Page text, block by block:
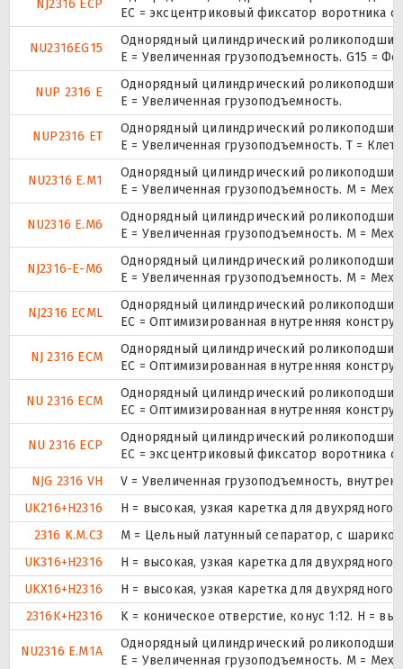
NJ2316 ECP
ЕС = эксцентриковый фиксатор воротника
NU2316EG15
Однорядный цилиндрический
E = Увеличенная грузоподъемность. G15 =
NUP 2316 E
Однорядный цилиндрический
Е = Увеличенная грузоподъемность.
NUP2316 ET
Однорядный цилиндрический
E = Увеличенная грузоподъемность. T =
NU2316 E.M1
Однорядный цилиндрический
E = Увеличенная грузоподъемность. М =
NU2316 E.M6
Однорядный цилиндрический
E = Увеличенная грузоподъемность. М =
NJ2316-E-M6
Однорядный цилиндрический
E = Увеличенная грузоподъемность. М =
NJ2316 ECML
Однорядный цилиндрический
EC = Оптимизированная внутренняя
NJ 2316 ECM
Однорядный цилиндрический
EC = Оптимизированная внутренняя
NU 2316 ECM
Однорядный цилиндрический
EC = Оптимизированная внутренняя
NU 2316 ECP
Однорядный цилиндрический
ЕС = эксцентриковый фиксатор воротника
NJG 2316 VH
V = Увеличенная грузоподъемность,
UK216+H2316
H = высокая, узкая каретка для
2316 K.M.C3
M = Цельный латунный сепаратор, с
UK316+H2316
H = высокая, узкая каретка для
UKX16+H2316
H = высокая, узкая каретка для
2316K+H2316
K = коническое отверстие, конус 1:12. H =
NU2316 E.M1A
Однорядный цилиндрический
E = Увеличенная грузоподъемность. М =